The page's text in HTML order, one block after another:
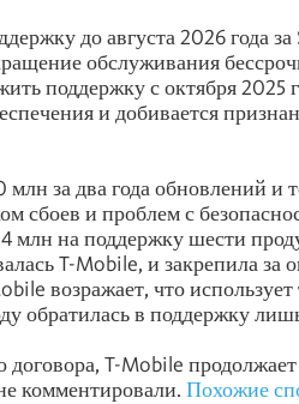
до августа 2026 года
обслуживания
поддержку с октября 2025
и добивается
млн за два года обновлений и
сбоев и проблем с
млн на поддержку шести
T-Mobile, и закрепила за
возражает, что использует
обратилась в поддержку
договора, T-Mobile
комментировали. Похожие